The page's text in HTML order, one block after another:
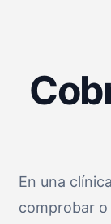
En una
comprobar o